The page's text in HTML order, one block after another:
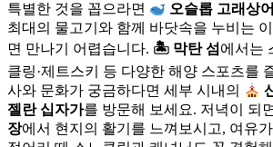
특별한 것을 꼽으라면
오슬롭 고래상
최대의 물고기와 함께 바닷속을 누비는
면 만나기 어렵습니다. 🏝 막탄 섬 에서는
클링·제트스키 등 다양한 해양 스포츠를
사와 문화가 궁금하다면 세부 시내의
젤란 십자가를 방문해 보세요. 저녁이 되
장에서 현지의 활기를 느껴보시고, 여유